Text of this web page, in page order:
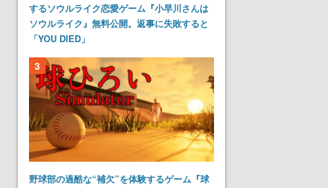
するソウルライク恋愛ゲーム『小早川さんは
ソウルライク』無料公開。返事に失敗すると
「YOU DIED」
3
野球部の過酷な“補欠”を体験するゲーム『球